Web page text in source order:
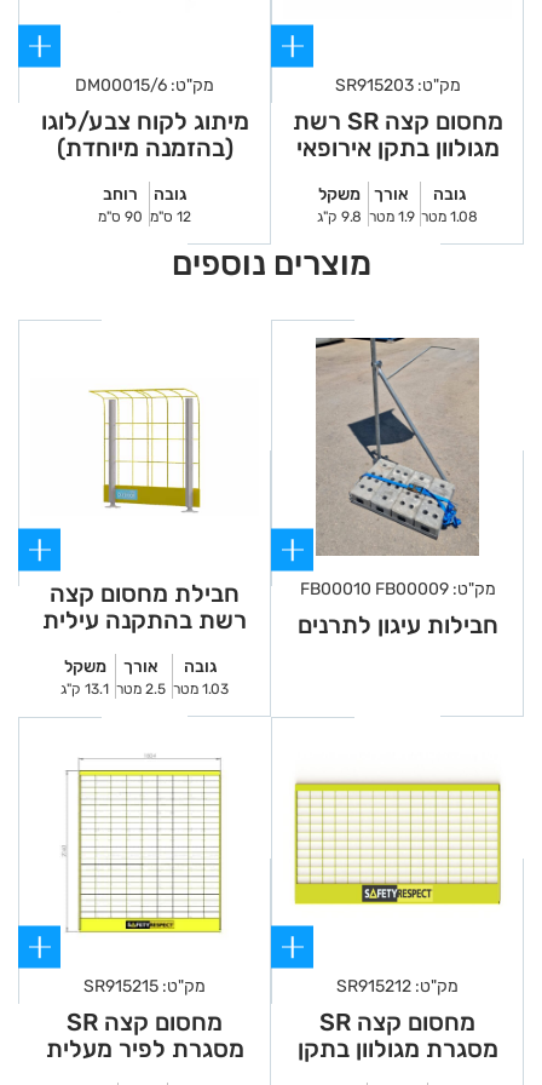
מק"ט: SR915203
מחסום קצה SR רשת
מגולוון בתקן אירופאי
גובה
1.08 מטר
אורך
1.9 מטר
משקל
9.8 ק"ג
מק"ט: DM00015/6
מיתוג לקוח צבע/לוגו
(בהזמנה מיוחדת)
גובה
12 ס"מ
רוחב
90 ס"מ
מוצרים נוספים
מק"ט: FB00010 FB00009
חבילות עיגון לתרנים
חבילת מחסום קצה
רשת בהתקנה עילית
גובה
1.03 מטר
אורך
2.5 מטר
משקל
13.1 ק"ג
מק"ט: SR915212
מחסום קצה SR
מסגרת מגולוון בתקן
אירופאי 1.95
מק"ט: SR915215
מחסום קצה SR
מסגרת לפיר מעלית
2*1.8 מ' (בהזמנה